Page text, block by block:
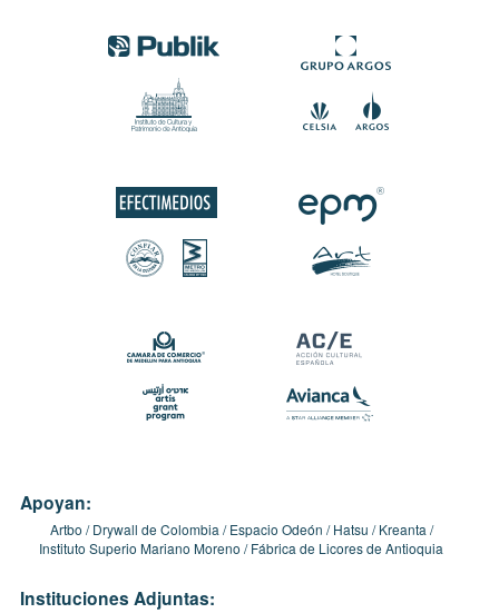
Apoyan:
Artbo Drywall de Colombia Espacio Odeón Hatsu
Kreanta
Instituto Superio Mariano Moreno
Fábrica de Licores de Antioquia
Instituciones Adjuntas: